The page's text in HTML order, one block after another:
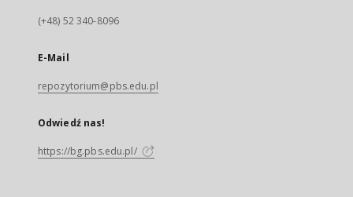
(+48) 52 340-8096
E-Mail
repozytorium@pbs.edu.pl
Odwiedź nas!
https://bg.pbs.edu.pl/